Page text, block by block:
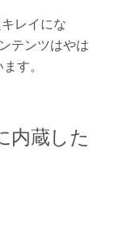
レイにな
テンツはやは
す。
内蔵した